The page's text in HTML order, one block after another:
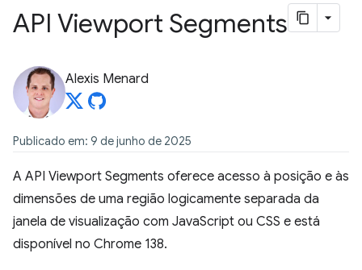
API Viewport Segments
Alexis Menard
Publicado em: 9 de junho de 2025
A API Viewport Segments oferece acesso à posição e às
dimensões de uma região logicamente separada da
janela de visualização com JavaScript ou CSS e está
disponível no Chrome 138.